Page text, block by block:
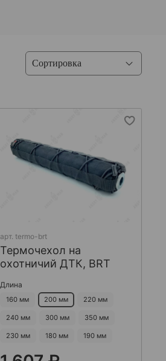
арт. termo-brt
Термочехол на
охотничий ДТК, BRT
Длина
160 мм 200 мм 220 мм
240 мм 300 мм 350 мм
230 мм 180 мм 190 мм